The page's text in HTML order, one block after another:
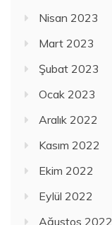
Nisan 2023
Mart 2023
Şubat 2023
Ocak 2023
Aralık 2022
Kasım 2022
Ekim 2022
Eylül 2022
Ağustos 2022